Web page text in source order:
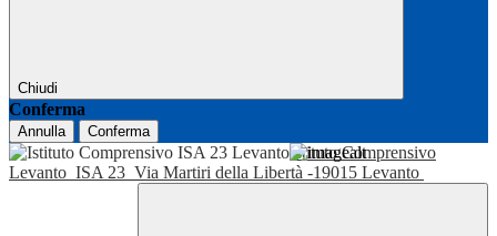
Chiudi
Conferma
Annulla Conferma
Istituto Comprensivo
Levanto ISA 23 Via Martiri della Libertà -19015 Levanto